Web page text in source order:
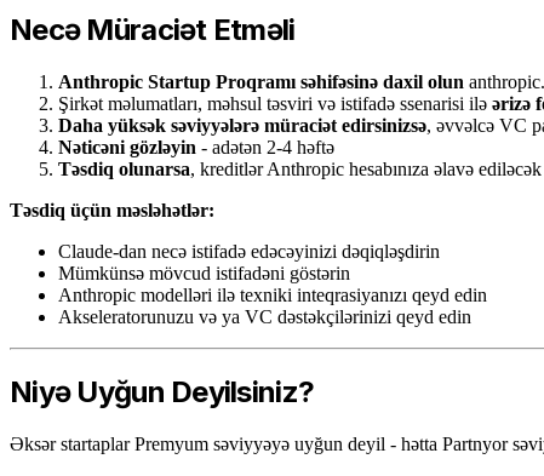
Necə Müraciət Etməli
Anthropic Startup Proqramı səhifəsinə daxil olun
Şirkət məlumatları, məhsul təsviri və istifadə ssenarisi ilə ərizə
Daha yüksək səviyyələrə müraciət edirsinizsə, əvvəlcə VC
Nəticəni gözləyin - adətən 2-4 həftə
Təsdiq olunarsa, kreditlər Anthropic hesabınıza əlavə ediləcək
Təsdiq üçün məsləhətlər:
Claude-dan necə istifadə edəcəyinizi dəqiqləşdirin
Mümkünsə mövcud istifadəni göstərin
Anthropic modelləri ilə texniki inteqrasiyanızı qeyd edin
Akseleratorunuzu və ya VC dəstəkçilərinizi qeyd edin
Niyə Uyğun Deyilsiniz?
Əksər startaplar Premyum səviyyəyə uyğun deyil - hətta Partnyor